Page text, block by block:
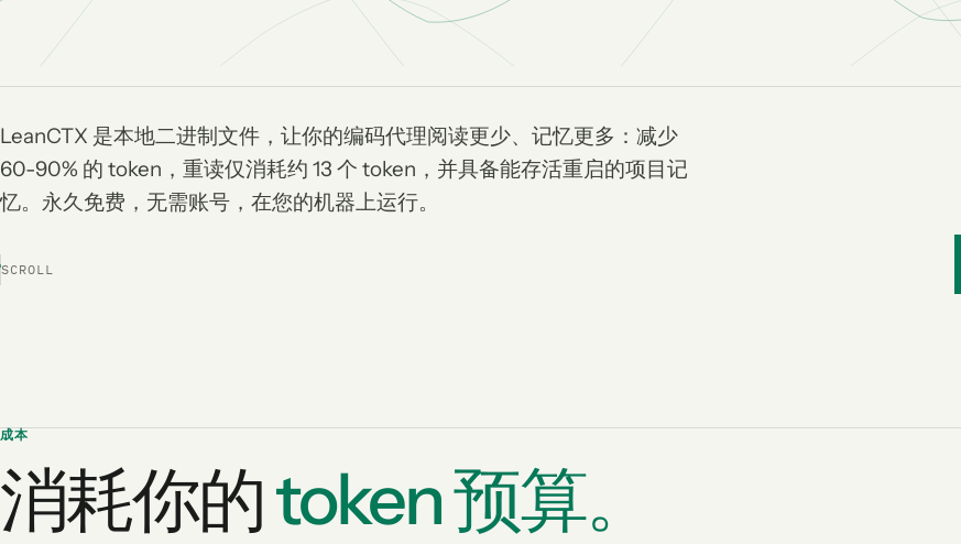
LeanCTX 是本地二进制文件，让你的编码代理阅读更少、记忆更多：减少
60-90% 的 token，重读仅消耗约 13 个 token，并具备能存活重启的项目记
忆。永久免费，无需账号，在您的机器上运行。
SCROLL
成本
消耗你的token 预算。